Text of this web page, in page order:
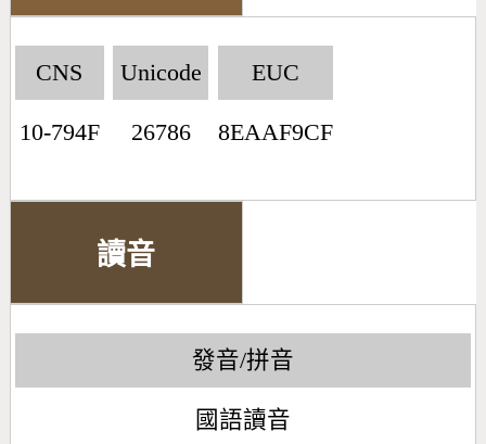
CNS
10-794F
Unicode
26786
EUC
8EAAF9CF
讀音
發音/拼音
國語讀音